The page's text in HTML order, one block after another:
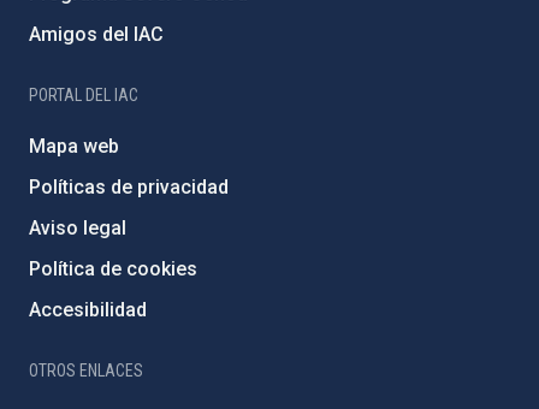
Amigos del IAC
PORTAL DEL IAC
Mapa web
Políticas de privacidad
Aviso legal
Política de cookies
Accesibilidad
OTROS ENLACES